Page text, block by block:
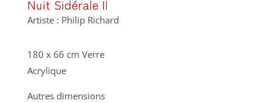
Nuit Sidérale II
Artiste : Philip Richard
180 x 66 cm Verre
Acrylique
Autres dimensions